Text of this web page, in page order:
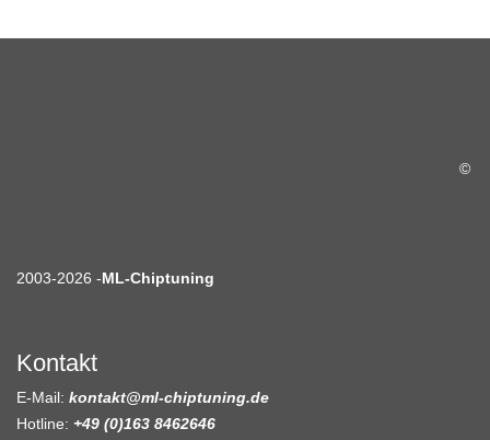
©
2003-2026 -ML-Chiptuning
Kontakt
E-Mail: kontakt@ml-chiptuning.de
Hotline: +49 (0)163 8462646